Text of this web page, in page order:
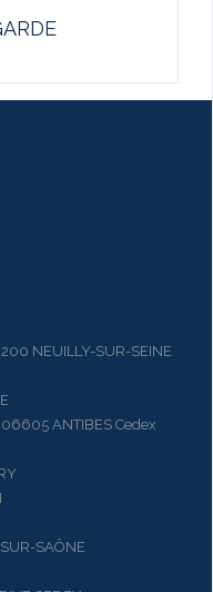
NEUILLY-SUR-SEINE
ANTIBES Cedex
SAÔNE